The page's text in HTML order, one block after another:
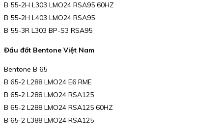
B 55-2H L303 LMO24 RSA95 60HZ
B 55-2H L403 LMO24 RSA95
B 55-3R L303 BP-S3 RSA95
Đầu đốt Bentone Việt Nam
Bentone B 65
B 65-2 L288 LMO24 E6 RME
B 65-2 L288 LMO24 RSA125
B 65-2 L288 LMO24 RSA125 60HZ
B 65-2 L388 LMO24 RSA125